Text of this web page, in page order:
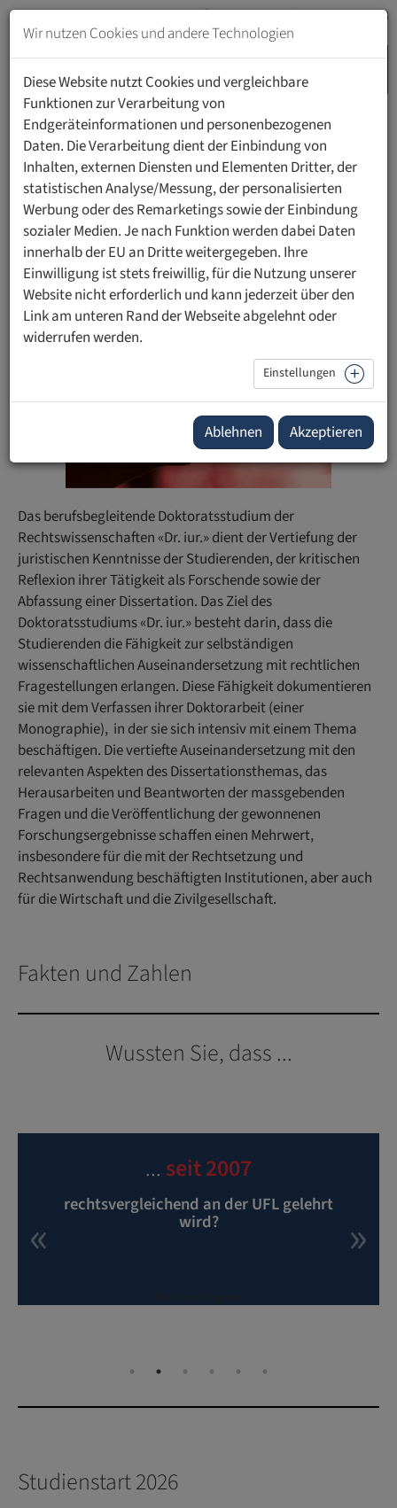
Zum
Inhalt
springen
Navigation
springen
HOME STUDIUM DOKTORATSSTUDIUM RECHTSWISSENSCHAFTEN
Doktoratsstudium
Rechtswissenschaften an der
UFL
Das berufsbegleitende Doktoratsstudium der
Rechtswissenschaften «Dr. iur.» dient der Vertiefung der
juristischen Kenntnisse der Studierenden, der kritischen
Reflexion ihrer Tätigkeit als Forschende sowie der
Abfassung einer Dissertation. Das Ziel des
Doktoratsstudiums «Dr. iur.» besteht darin, dass die
Studierenden die Fähigkeit zur selbständigen
wissenschaftlichen Auseinandersetzung mit rechtlichen
Fragestellungen erlangen. Diese Fähigkeit dokumentieren
sie mit dem Verfassen ihrer Doktorarbeit (einer
Monographie), in der sie sich intensiv mit einem Thema
beschäftigen. Die vertiefte Auseinandersetzung mit den
relevanten Aspekten des Dissertationsthemas, das
Herausarbeiten und Beantworten der massgebenden
Fragen und die Veröffentlichung der gewonnenen
Forschungsergebnisse schaffen einen Mehrwert,
insbesondere für die mit der Rechtsetzung und
Rechtsanwendung beschäftigten Institutionen, aber auch
für die Wirtschaft und die Zivilgesellschaft.
Fakten und Zahlen
Wussten Sie, dass ...
... seit 2007
rechtsvergleichend an der UFL gelehrt
wird?
Studienstart 2026
Wir nutzen Cookies und andere Technologien
Diese Website nutzt Cookies und vergleichbare
Funktionen zur Verarbeitung von
Endgeräteinformationen und personenbezogenen
Daten. Die Verarbeitung dient der Einbindung von
Inhalten, externen Diensten und Elementen Dritter, der
statistischen Analyse/Messung, der personalisierten
Werbung oder des Remarketings sowie der Einbindung
sozialer Medien. Je nach Funktion werden dabei Daten
innerhalb der EU an Dritte weitergegeben. Ihre
Einwilligung ist stets freiwillig, für die Nutzung unserer
Website nicht erforderlich und kann jederzeit über den
Link am unteren Rand der Webseite abgelehnt oder
widerrufen werden.
Einstellungen
Ablehnen Akzeptieren